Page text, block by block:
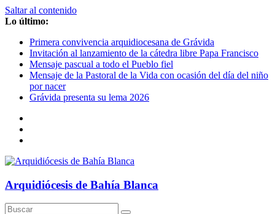
Saltar al contenido
Lo último:
Primera convivencia arquidiocesana de Grávida
Invitación al lanzamiento de la cátedra libre Papa Francisco
Mensaje pascual a todo el Pueblo fiel
Mensaje de la Pastoral de la Vida con ocasión del día del niño
por nacer
Grávida presenta su lema 2026
Arquidiócesis de Bahía Blanca